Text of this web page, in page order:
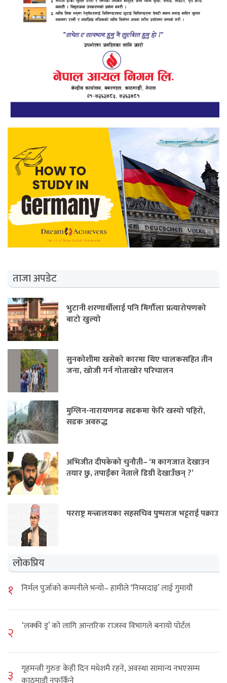
ताजा अपडेट
भुटानी शरणार्थीलाई पनि मिर्गौला प्रत्यारोपणको
बाटो खुल्यो
सुनकोशीमा खसेको कारमा थिए चालकसहित तीन
जना, खोजी गर्न गोताखोर परिचालन
मुग्लिन-नारायणगढ सडकमा फेरि खस्यो पहिरो,
सडक अवरुद्ध
अभिजीत दीपकेको चुनौती– ‘म कागजात देखाउन
तयार छु, तपाईंका नेताले डिग्री देखाउँछन् ?’
परराष्ट्र मन्त्रालयका सहसचिव पुष्पराज भट्टराई पक्राउ
लोकप्रिय
१ निर्मल पुर्जाको कम्पनीले भन्यो– हामीले ‘निम्सदाइ’ लाई गुमायौं
२ ‘लक्की ड्र’ को लागि आन्तरिक राजस्व विभागले बनायो पोर्टल
३
गृहमन्त्री गुरुङ केही दिन मधेशमै रहने, अवस्था सामान्य नभएसम्म